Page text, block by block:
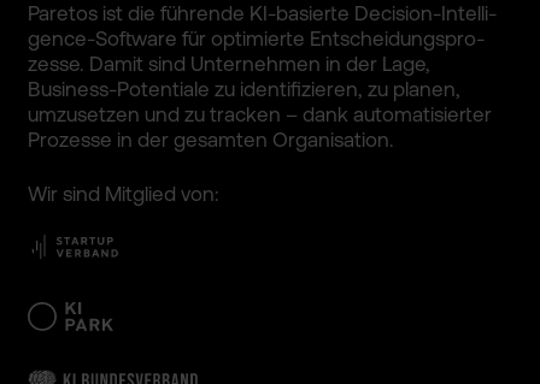
Paretos ist die führende KI-basie­rte Decision­-Intelli­
gence-So­ftware für optimier­te Entschei­dungspro­
zesse. Damit sind Unterneh­men in der Lage,
Business­-Potenti­ale zu identifi­zieren, zu planen,
umzusetz­en und zu tracken – dank automati­sierter
Prozesse in der gesamten Organisa­tion.
Wir sind Mitglied von: